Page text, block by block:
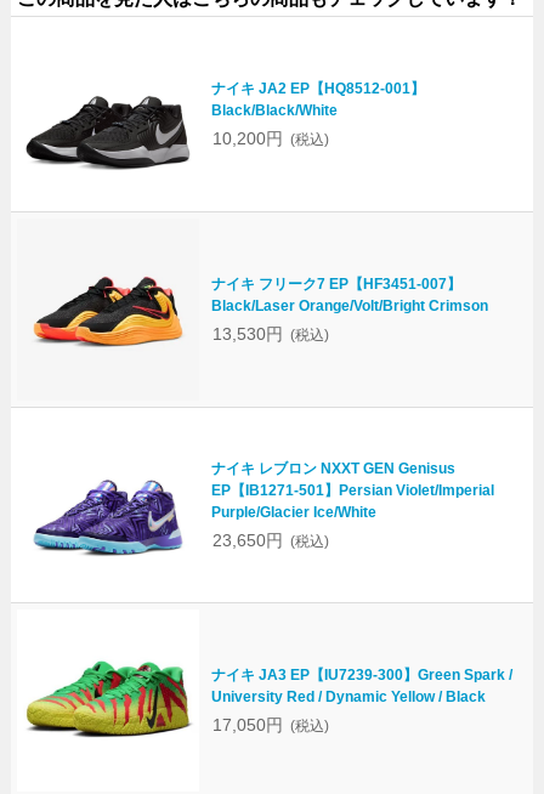
ナイキ JA2 EP【HQ8512-001】
Black/Black/White
10,200円 (税込)
ナイキ フリーク7 EP【HF3451-007】
Black/Laser Orange/Volt/Bright Crimson
13,530円 (税込)
ナイキ レブロン NXXT GEN Genisus
EP【IB1271-501】Persian Violet/Imperial
Purple/Glacier Ice/White
23,650円 (税込)
ナイキ JA3 EP【IU7239-300】Green Spark /
University Red / Dynamic Yellow / Black
17,050円 (税込)